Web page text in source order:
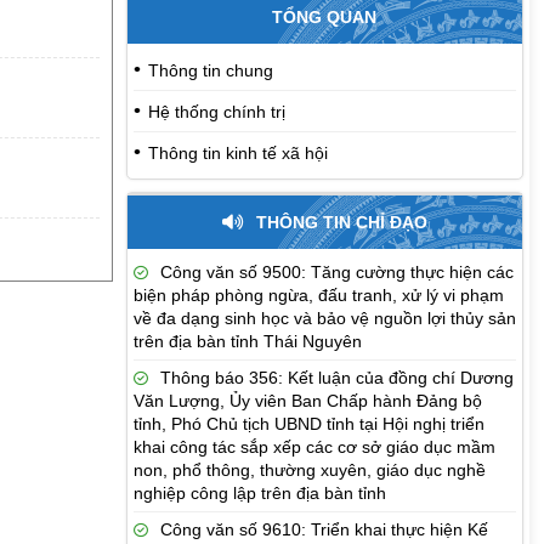
TỔNG QUAN
Thông tin chung
Hệ thống chính trị
Thông tin kinh tế xã hội
THÔNG TIN CHỈ ĐẠO
Công văn số 9500: Tăng cường thực hiện các
biện pháp phòng ngừa, đấu tranh, xử lý vi phạm
về đa dạng sinh học và bảo vệ nguồn lợi thủy sản
trên địa bàn tỉnh Thái Nguyên
Thông báo 356: Kết luận của đồng chí Dương
Văn Lượng, Ủy viên Ban Chấp hành Đảng bộ
tỉnh, Phó Chủ tịch UBND tỉnh tại Hội nghị triển
khai công tác sắp xếp các cơ sở giáo dục mầm
non, phổ thông, thường xuyên, giáo dục nghề
nghiệp công lập trên địa bàn tỉnh
Công văn số 9610: Triển khai thực hiện Kế